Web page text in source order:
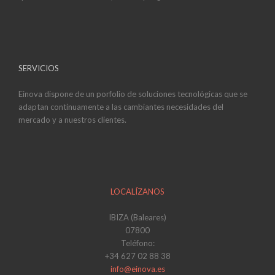
SERVICIOS
Einova dispone de un porfolio de soluciones tecnológicas que se
adaptan continuamente a las cambiantes necesidades del
mercado y a nuestros clientes.
LOCALÍZANOS
IBIZA (Baleares)
07800
Teléfono:
+34 627 02 88 38
info@einova.es